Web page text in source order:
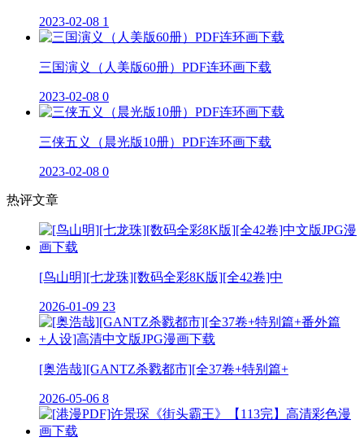
2023-02-08 1
三国演义（人美版60册）PDF连环画下载
2023-02-08 0
三侠五义（晨光版10册）PDF连环画下载
2023-02-08 0
热评文章
[鸟山明][七龙珠][数码全彩8K版][全42卷]中
2026-01-09 23
[奥浩哉][GANTZ杀戮都市][全37卷+特别篇+
2026-05-06 8